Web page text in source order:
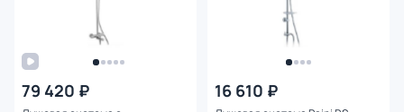
79 420 ₽ 16 610 ₽